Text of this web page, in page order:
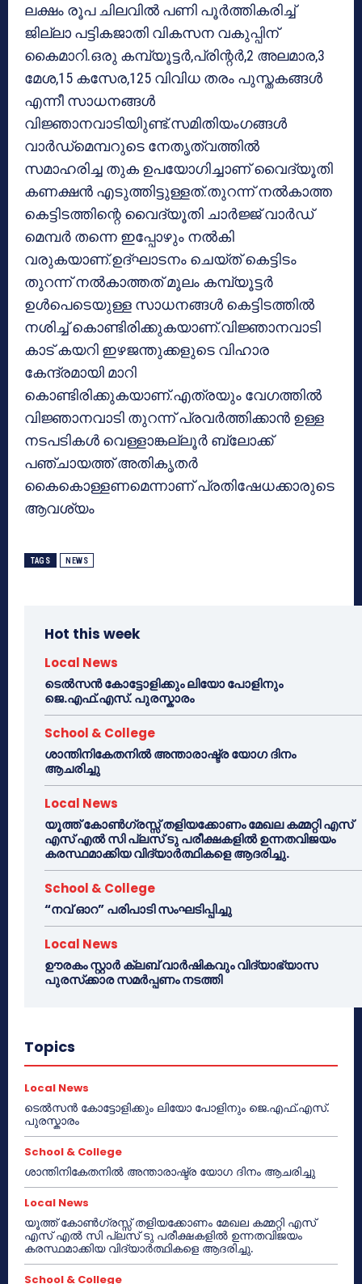
ലക്ഷം രൂപ ചിലവില്‍ പണി പൂര്‍ത്തികരിച്ച്
ജില്ലാ പട്ടികജാതി വികസന വകുപ്പിന്
കൈമാറി.ഒരു കമ്പ്യൂട്ടര്‍,പ്രിന്റര്‍,2 അലമാര,3
മേശ,15 കസേര,125 വിവിധ തരം പുസ്തകങ്ങള്‍
എന്നീ സാധനങ്ങള്‍
വിജ്ഞാനവാടിയിുണ്ട്.സമിതിയംഗങ്ങള്‍
വാര്‍ഡ്‌മെമ്പറുടെ നേതൃത്വത്തില്‍
സമാഹരിച്ച തുക ഉപയോഗിച്ചാണ് വൈദ്യൂതി
കണക്ഷന്‍ എടുത്തിട്ടുള്ളത്.തുറന്ന് നല്‍കാത്ത
കെട്ടിടത്തിന്റെ വൈദ്യൂതി ചാര്‍ജ്ജ് വാര്‍ഡ്
മെമ്പര്‍ തന്നെ ഇപ്പോഴും നല്‍കി
വരുകയാണ്.ഉദ്ഘാടനം ചെയ്ത് കെട്ടിടം
തുറന്ന് നല്‍കാത്തത് മൂലം കമ്പ്യൂട്ടര്‍
ഉള്‍പെടെയുള്ള സാധനങ്ങള്‍ കെട്ടിടത്തില്‍
നശിച്ച് കൊണ്ടിരിക്കുകയാണ്.വിജ്ഞാനവാടി
കാട് കയറി ഇഴജന്തുക്കളുടെ വിഹാര
കേന്ദ്രമായി മാറി
കൊണ്ടിരിക്കുകയാണ്.എത്രയും വേഗത്തില്‍
വിജ്ഞാനവാടി തുറന്ന് പ്രവര്‍ത്തിക്കാന്‍ ഉള്ള
നടപടികള്‍ വെള്ളാങ്കല്ലൂര്‍ ബ്ലോക്ക്
പഞ്ചായത്ത് അതികൃതര്‍
കൈകൊള്ളണമെന്നാണ് പ്രതിഷേധക്കാരുടെ
ആവശ്യം
TAGS NEWS
Hot this week
Local News
ടെൽസൻ കോട്ടോളിക്കും ലിയോ പോളിനും
ജെ.എഫ്.എസ്. പുരസ്കാരം
School & College
ശാന്തിനികേതനിൽ അന്താരാഷ്ട്ര യോഗ ദിനം
ആചരിച്ചു
Local News
യൂത്ത് കോൺഗ്രസ്സ് തളിയക്കോണം മേഖല കമ്മറ്റി എസ്
എസ് എൽ സി പ്ലസ് ടു പരീക്ഷകളിൽ ഉന്നതവിജയം
കരസ്ഥമാക്കിയ വിദ്യാർത്ഥികളെ ആദരിച്ചു.
School & College
“നവ് ഓറ” പരിപാടി സംഘടിപ്പിച്ചു
Local News
ഊരകം സ്റ്റാർ ക്ലബ് വാർഷികവും വിദ്യാഭ്യാസ
പുരസ്‌ക്കാര സമർപ്പണം നടത്തി
Topics
Local News
ടെൽസൻ കോട്ടോളിക്കും ലിയോ പോളിനും ജെ.എഫ്.എസ്.
പുരസ്കാരം
School & College
ശാന്തിനികേതനിൽ അന്താരാഷ്ട്ര യോഗ ദിനം ആചരിച്ചു
Local News
യൂത്ത് കോൺഗ്രസ്സ് തളിയക്കോണം മേഖല കമ്മറ്റി എസ്
എസ് എൽ സി പ്ലസ് ടു പരീക്ഷകളിൽ ഉന്നതവിജയം
കരസ്ഥമാക്കിയ വിദ്യാർത്ഥികളെ ആദരിച്ചു.
School & College